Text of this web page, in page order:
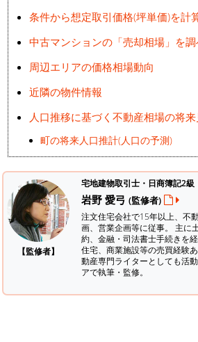
条件から想定取引価格(坪単価)を計
中古マンションの「売却相場」を調
周辺エリアの価格相場動向
近隣の物件情報
人口推移に基づく不動産相場の将来
町の将来人口推計(人口の予測)
【監修者】
宅地建物取引士・日商簿記2級
岩野 愛弓 (監修者)
注文住宅会社で15年以上、不
画、営業企画等に従事。 主に
約、金融・司法書士手続きを経
住宅、商業施設等の売買経験
動産専門ライターとしても活
アで執筆・監修。